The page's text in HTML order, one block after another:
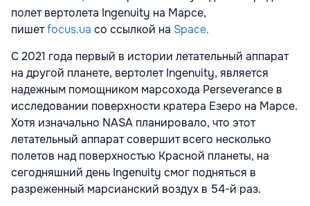
полет вертолета Ingenuity на Марсе,
пишетfocus.ua со ссылкой на Space.
С 2021 года первый в истории летательный аппарат
на другой планете, вертолет Ingenuity, является
надежным помощником марсохода Perseverance в
исследовании поверхности кратера Езеро на Марсе.
Хотя изначально NASA планировало, что этот
летательный аппарат совершит всего несколько
полетов над поверхностью Красной планеты, на
сегодняшний день Ingenuity смог подняться в
разреженный марсианский воздух в 54-й раз.